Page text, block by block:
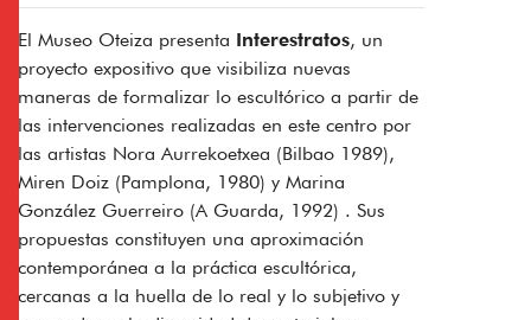
El Museo Oteiza presenta Interestratos, un
proyecto expositivo que visibiliza nuevas
maneras de formalizar lo escultórico a partir de
las intervenciones realizadas en este centro por
las artistas Nora Aurrekoetxea (Bilbao 1989),
Miren Doiz (Pamplona, 1980) y Marina
González Guerreiro (A Guarda, 1992) . Sus
propuestas constituyen una aproximación
contemporánea a la práctica escultórica,
cercanas a la huella de lo real y lo subjetivo y